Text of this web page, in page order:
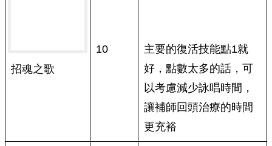
招魂之歌
10
主要的復活技能點1就
好，點數太多的話，可
以考慮減少詠唱時間，
讓補師回頭治療的時間
更充裕